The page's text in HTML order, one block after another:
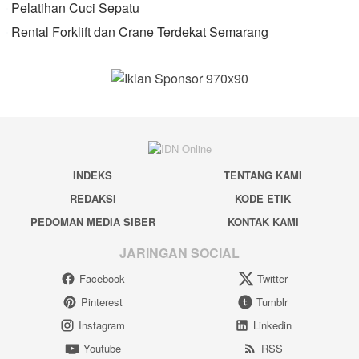
Pelatihan Cuci Sepatu
Rental Forklift dan Crane Terdekat Semarang
INDEKS
TENTANG KAMI
REDAKSI
KODE ETIK
PEDOMAN MEDIA SIBER
KONTAK KAMI
JARINGAN SOCIAL
Facebook
Twitter
Pinterest
Tumblr
Instagram
Linkedin
Youtube
RSS